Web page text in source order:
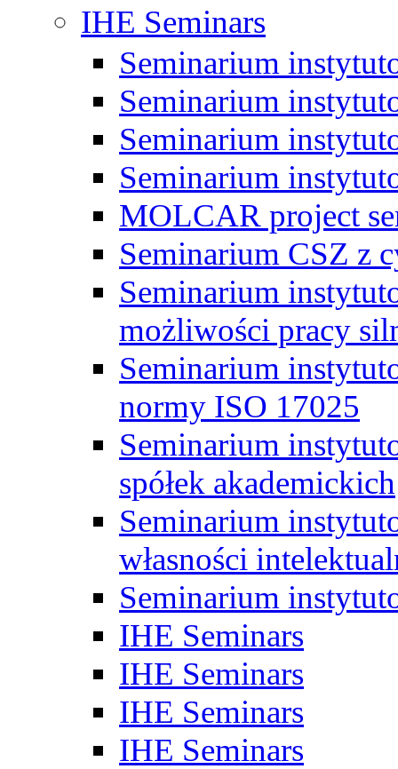
IHE Seminars
Seminarium
Seminarium
Seminarium
Seminarium
MOLCAR project
Seminarium CSZ z
Seminarium
możliwości pracy
Seminarium
normy ISO 17025
Seminarium
spółek akademickich
Seminarium
własności
Seminarium
IHE Seminars
IHE Seminars
IHE Seminars
IHE Seminars